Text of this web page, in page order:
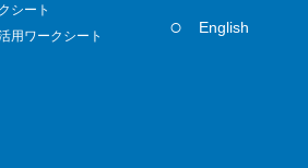
シート
用ワークシート
English